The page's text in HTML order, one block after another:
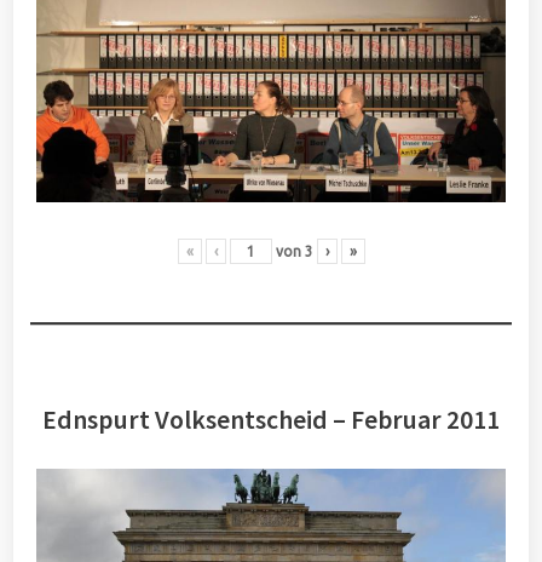
« ‹ von 3 › »
Ednspurt Volksentscheid – Februar 2011